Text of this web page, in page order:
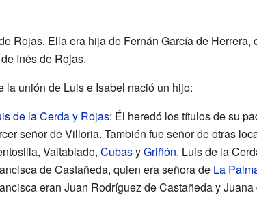
Rojas. Ella era hija de Fernán García de Herrera,
Inés de Rojas.
la unión de Luis e Isabel nació un hijo:
de la Cerda y Rojas: Él heredó los títulos de su
señor de Villoria. También fue señor de otras
Valtablado, CubasyGriñón. Luis de la
de Castañeda, quien era señora de La
eran Juan Rodríguez de Castañeda y Juana